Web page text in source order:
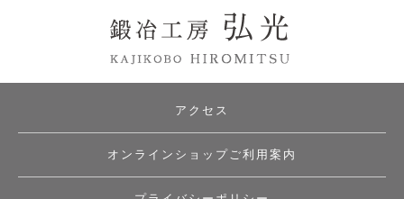
アクセス
オンラインショップご利用案内